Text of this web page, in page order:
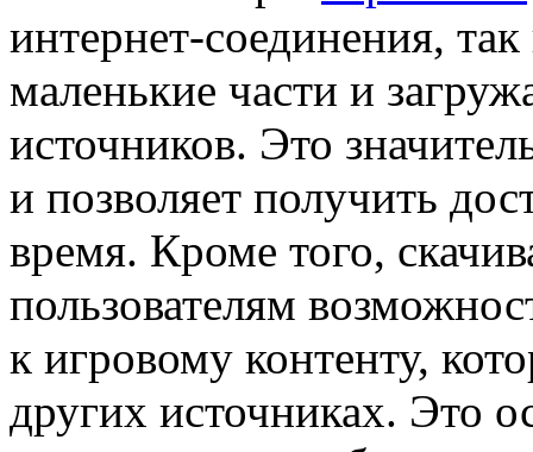
интернет-соединения,
маленькие части и
источников. Это
и позволяет получить
время. Кроме того,
пользователям
к игровому контенту,
других источниках. Это